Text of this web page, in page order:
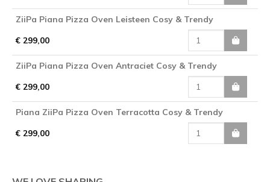
ZiiPa Piana Pizza Oven Leisteen Cosy & Trendy
€ 299,00
ZiiPa Piana Pizza Oven Antraciet Cosy & Trendy
€ 299,00
Piana ZiiPa Pizza Oven Terracotta Cosy & Trendy
€ 299,00